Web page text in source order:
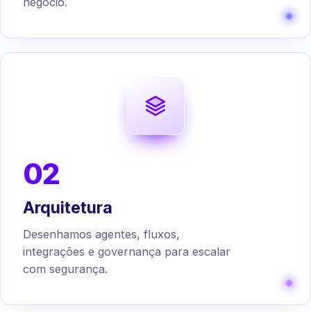
02
Arquitetura
Desenhamos agentes, fluxos,
integrações e governança para escalar
com segurança.